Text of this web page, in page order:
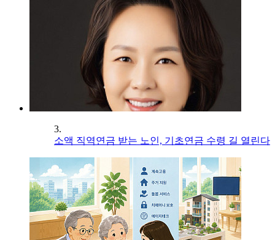
3.
소액 직역연금 받는 노인, 기초연금 수령 길 열린다